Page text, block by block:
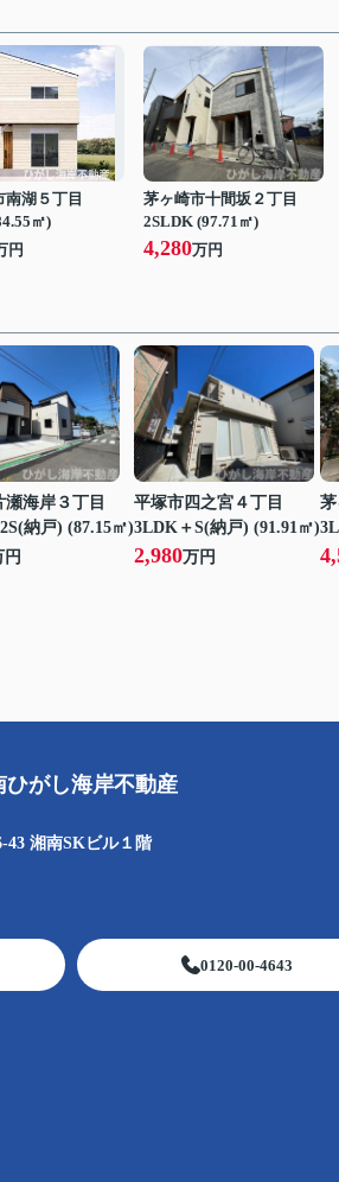
南湖５丁目
㎡)
円
茅ヶ崎市十間坂２丁目
2SLDK (97.71㎡)
4,280万円
瀬海岸３丁目
納戸) (87.15㎡)
円
平塚市四之宮４丁目
3LDK＋S(納戸) (91.91㎡)
2,980万円
がし海岸不動産
43 湘南SKビル１階
0120-00-4643